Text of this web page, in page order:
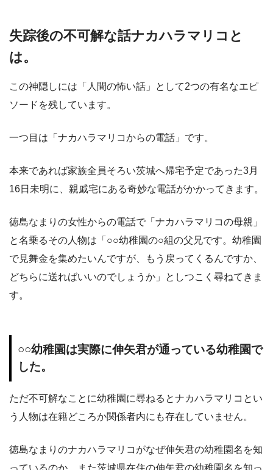
失踪後の不可解な話ナカハラマリコと
は。
この神隠しには「人間の怖い話」として2つの有名なエピ
ソードを残しています。
一つ目は「ナカハラマリコからの電話」です。
本来であれば家族全員そろい茨城へ帰宅予定であった3月
16日未明に、親戚宅にある奇妙な電話がかかってきます。
徳島なまりの女性からの電話で「ナカハラマリコの母親」
と名乗るその人物は「○○幼稚園の○組の父兄です。幼稚園
で見舞金を集めたいんですが、もう戻ってくるんですか、
どちらに送ればいいのでしょうか」としつこく尋ねてきま
す。
○○幼稚園は実際に伸矢君が通っている幼稚園で
した。
ただ不可解なことに幼稚園に尋ねるとナカハラマリコとい
う人物は在籍どころか関係者内にも存在していません。
徳島なまりのナカハラマリコがなぜ伸矢君の幼稚園名を知
っているのか。また茨城県在住の伸矢君の幼稚園名を知っ